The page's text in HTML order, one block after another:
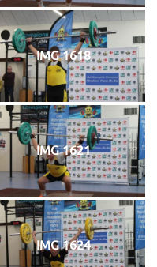
IMG 1618
IMG 1621
IMG 1624